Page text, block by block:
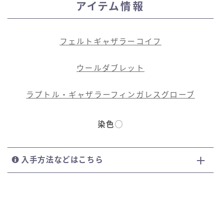
アイテム情報
フェルトギャザラーコイフ
ウールダブレット
ラプトル・ギャザラーフィンガレスグローブ
染色◯
入手方法などはこちら